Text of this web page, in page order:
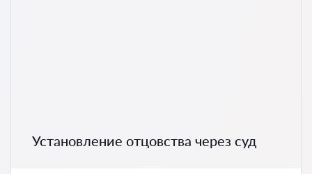
Установление отцовства через суд